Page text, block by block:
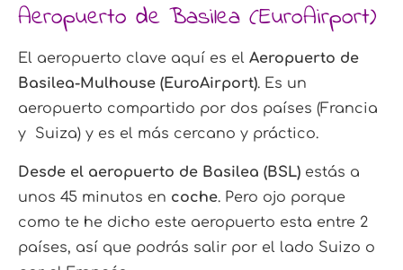
Aeropuerto de Basilea (EuroAirport)
El aeropuerto clave aquí es el Aeropuerto de
Basilea-Mulhouse (EuroAirport). Es un
aeropuerto compartido por dos países (Francia
y Suiza) y es el más cercano y práctico.
Desde el aeropuerto de Basilea (BSL) estás a
unos 45 minutos en coche. Pero ojo porque
como te he dicho este aeropuerto esta entre 2
países, así que podrás salir por el lado Suizo o